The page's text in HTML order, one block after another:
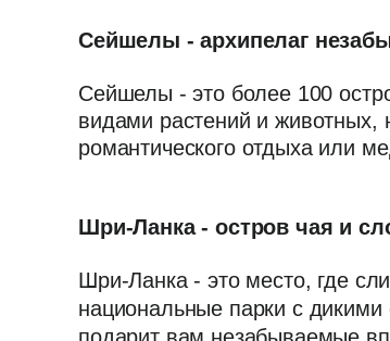
Сейшелы - архипелаг
Сейшелы - это более 100
видами растений и
романтического отдыха или
Шри-Ланка - остров чая и
Шри-Ланка - это место, где
национальные парки с